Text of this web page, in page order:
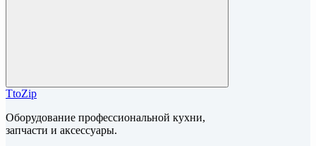
TtoZip
Оборудование профессиональной кухни,
запчасти и аксессуары.